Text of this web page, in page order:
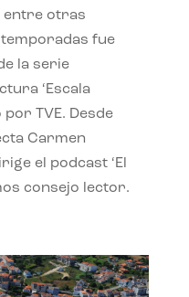
entre otras
fue
la serie
‘Escala
por TVE. Desde
Carmen
el podcast ‘El
consejo lector.